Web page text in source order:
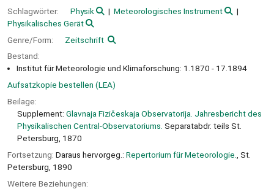
Schlagwörter:
Physik
Meteorologisches Instrument
Physikalisches Gerät
Genre/Form:
Zeitschrift
Bestand:
Institut für Meteorologie und Klimaforschung: 1.1870 - 17.1894
Aufsatzkopie bestellen (LEA)
Beilage:
Supplement: Glavnaja Fizičeskaja Observatorija. Jahresbericht des
Physikalischen Central-Observatoriums. Separatabdr. teils St.
Petersburg, 1870
Fortsetzung: Daraus hervorgeg.: Repertorium für Meteorologie.
, St.
Petersburg, 1890
Weitere Beziehungen: